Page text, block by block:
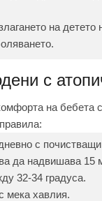
на
с
на бебета
с
да надвишава 15
32-34 градуса.
мека хавлия.